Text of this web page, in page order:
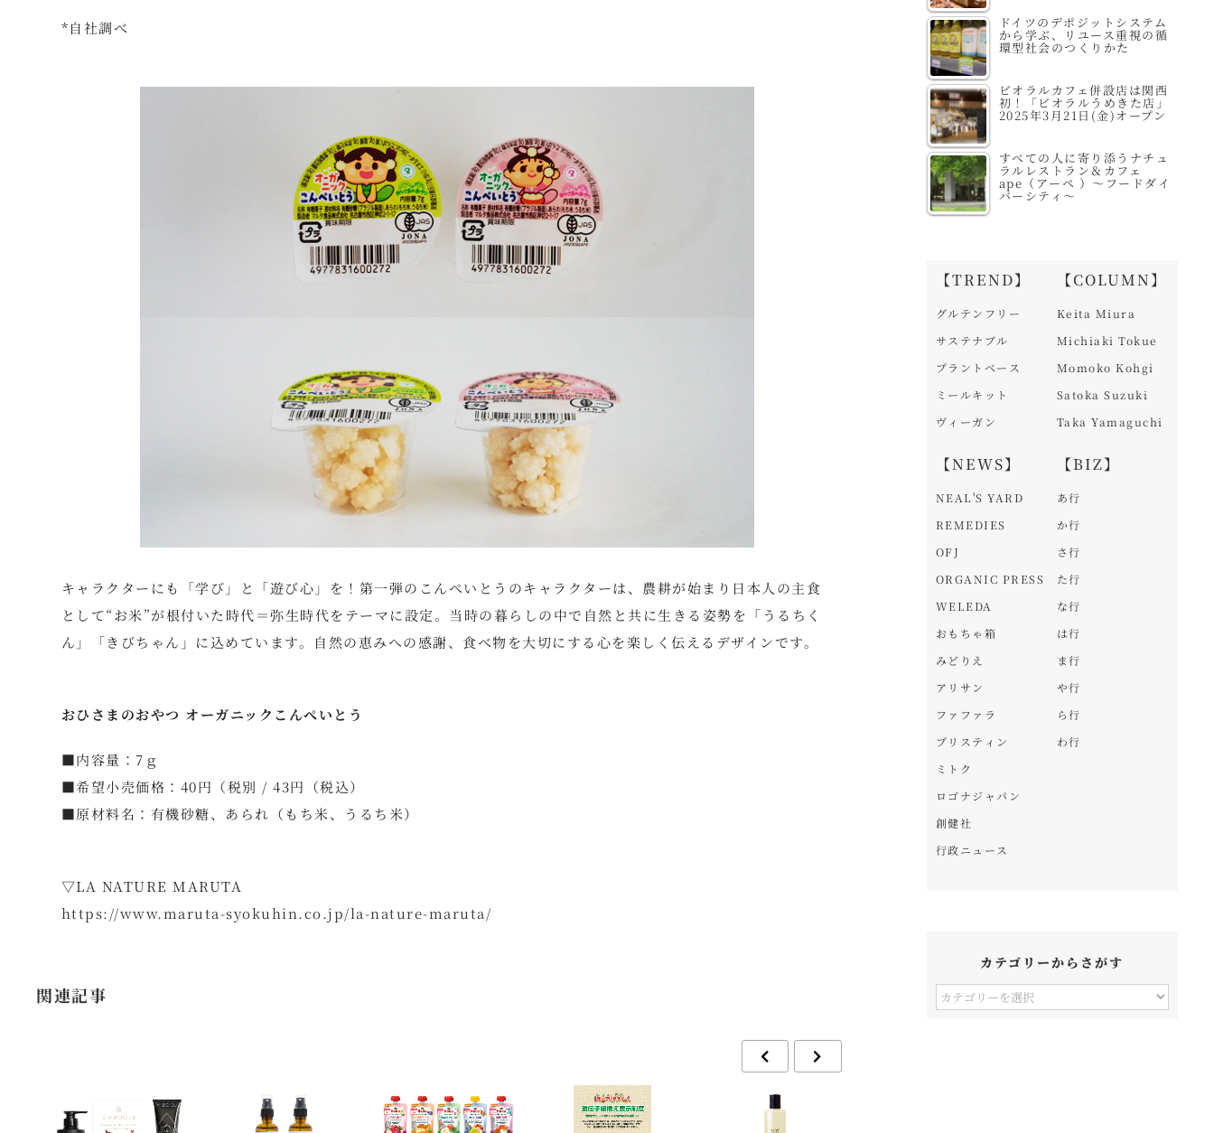
*自社調べ
キャラクターにも「学び」と「遊び心」を！第一弾のこんぺいとうのキャラクターは、農耕が始まり日本人の主食
として“お米”が根付いた時代＝弥生時代をテーマに設定。当時の暮らしの中で自然と共に生きる姿勢を「うるちく
ん」「きびちゃん」に込めています。自然の恵みへの感謝、食べ物を大切にする心を楽しく伝えるデザインです。
おひさまのおやつ オーガニックこんぺいとう
■内容量：7ｇ
■希望小売価格：40円（税別 / 43円（税込）
■原材料名：有機砂糖、あられ（もち米、うるち米）
▽LA NATURE MARUTA
https://www.maruta-syokuhin.co.jp/la-nature-maruta/
関連記事
ドイツのデポジットシステム
から学ぶ、リユース重視の循
環型社会のつくりかた
ビオラルカフェ併設店は関西
初！「ビオラルうめきた店」
2025年3月21日(金)オープン
すべての人に寄り添うナチュ
ラルレストラン＆カフェ
ape（アーペ ）～フードダイ
バーシティ～
【TREND】
グルテンフリー
サステナブル
プラントベース
ミールキット
ヴィーガン
【NEWS】
NEAL'S YARD
REMEDIES
OFJ
ORGANIC PRESS
WELEDA
おもちゃ箱
みどりえ
アリサン
ファファラ
プリスティン
ミトク
ロゴナジャパン
創健社
行政ニュース
【COLUMN】
Keita Miura
Michiaki Tokue
Momoko Kohgi
Satoka Suzuki
Taka Yamaguchi
【BIZ】
あ行
か行
さ行
た行
な行
は行
ま行
や行
ら行
わ行
カテゴリーからさがす
カ